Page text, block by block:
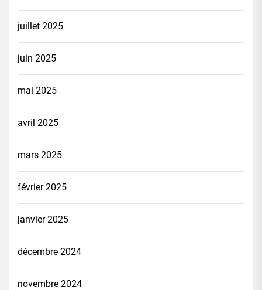
juillet 2025
juin 2025
mai 2025
avril 2025
mars 2025
février 2025
janvier 2025
décembre 2024
novembre 2024